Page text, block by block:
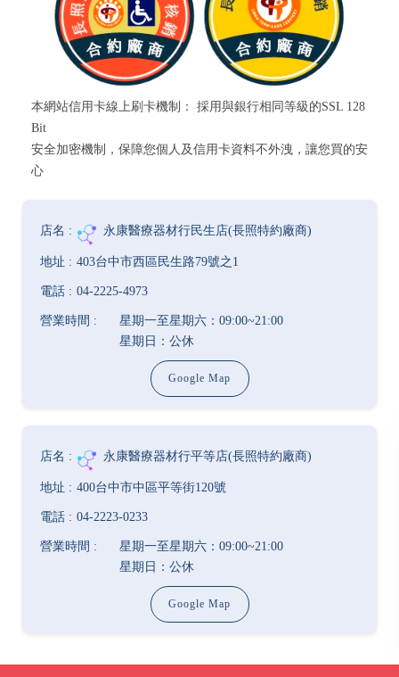
本網站信用卡線上刷卡機制： 採用與銀行相同等級的SSL 128
Bit
安全加密機制，保障您個人及信用卡資料不外洩，讓您買的安
心
永康醫療器材行民生店(長照特約廠商)
403台中市西區民生路79號之1
04-2225-4973
星期一至星期六：09:00~21:00
星期日：公休
Google Map
永康醫療器材行平等店(長照特約廠商)
400台中市中區平等街120號
04-2223-0233
星期一至星期六：09:00~21:00
星期日：公休
Google Map